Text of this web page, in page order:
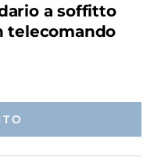
a soffitto
telecomando